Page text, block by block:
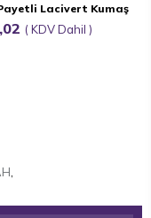
Lacivert Kumaş
KDV Dahil